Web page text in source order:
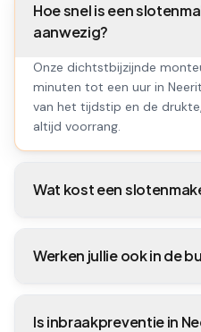
Hoe snel is een
aanwezig?
Onze dichtstbijzijnde
minuten tot een uur in
van het tijdstip en de
altijd voorrang.
Wat kost een
Werken jullie ook in de
Is inbraakpreventie in